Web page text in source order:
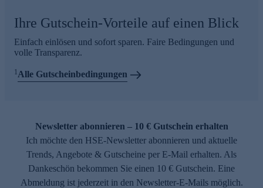
Ihre Gutschein-Vorteile auf einen Blick
Einfach einlösen und sofort sparen. Faire Bedingungen und
volle Transparenz.
1Alle Gutscheinbedingungen
Newsletter abonnieren – 10 € Gutschein erhalten
Ich möchte den HSE-Newsletter abonnieren und aktuelle
Trends, Angebote & Gutscheine per E-Mail erhalten. Als
Dankeschön bekommen Sie einen 10 € Gutschein. Eine
Abmeldung ist jederzeit in den Newsletter-E-Mails möglich.